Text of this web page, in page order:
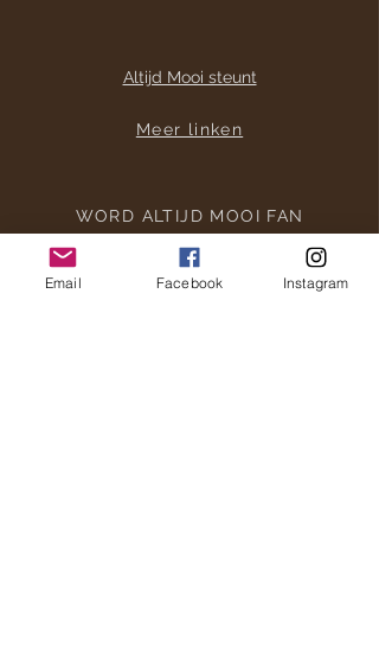
Altijd Mooi steunt
Meer linken
WORD ALTIJD MOOI FAN
Email Facebook Instagram